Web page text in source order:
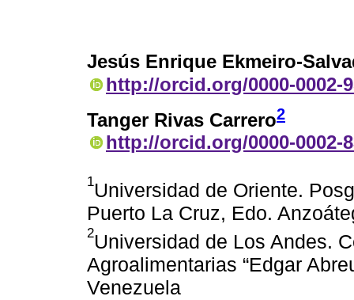
Jesús Enrique Ekmeiro-
http://orcid.org/0000-0002-
Tanger Rivas Carrero2
http://orcid.org/0000-0002-
1Universidad de Oriente.
Puerto La Cruz, Edo.
2Universidad de Los Andes.
Agroalimentarias “Edgar
Venezuela